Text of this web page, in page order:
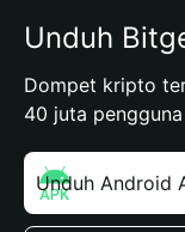
Unduh
Dompet kripto
40 juta pengguna
Unduh Android